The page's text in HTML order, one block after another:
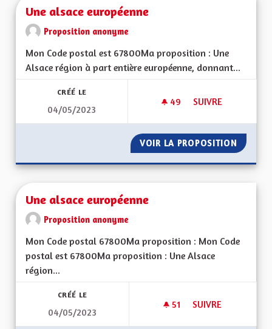
Une alsace européenne
Proposition anonyme
Mon Code postal est 67800Ma proposition : Une
Alsace région à part entière européenne, donnant...
CRÉÉ LE
04/05/2023
49 49 ABONNÉS
SUIVRE
VOIR LA PROPOSITION UNE
Une alsace européenne
Proposition anonyme
Mon Code postal 67800Ma proposition : Mon Code
postal est 67800Ma proposition : Une Alsace
région...
CRÉÉ LE
04/05/2023
51 51 ABONNÉS
SUIVRE